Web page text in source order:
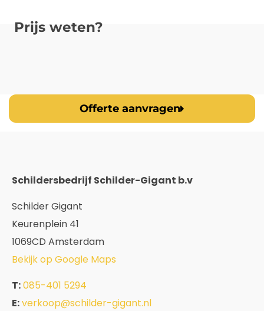
Prijs weten?
Offerte aanvragen
Schildersbedrijf Schilder-Gigant b.v
Schilder Gigant
Keurenplein 41
1069CD Amsterdam
Bekijk op Google Maps
T:085-401 5294
E:verkoop@schilder-gigant.nl